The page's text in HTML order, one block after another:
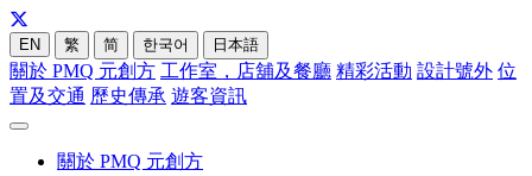
EN 繁 简 한국어 日本語
關於 PMQ 元創方 工作室，店舖及餐廳 精彩活動 設計號外 位
置及交通 歷史傳承 遊客資訊
關於 PMQ 元創方